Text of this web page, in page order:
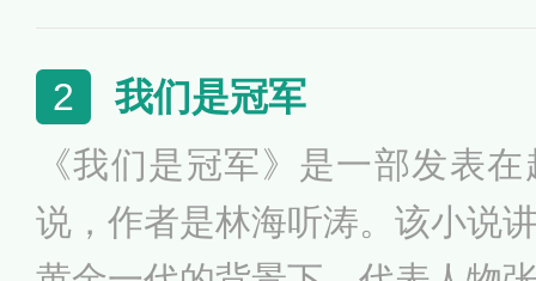
说的结尾里写的“不管在什么
什么样的改变，身边总有一群
2 我们是冠军
《我们是冠军》是一部发表
说，作者是林海听涛。该小说